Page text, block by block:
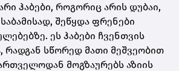
ჰაბები, როგორიც არის დუბაი,
შეწყდა ფრენები
ეს ჰაბები ჩვენთვის
რადგან სწორედ მათი მეშვეობით
მოგზაურებს აზიის